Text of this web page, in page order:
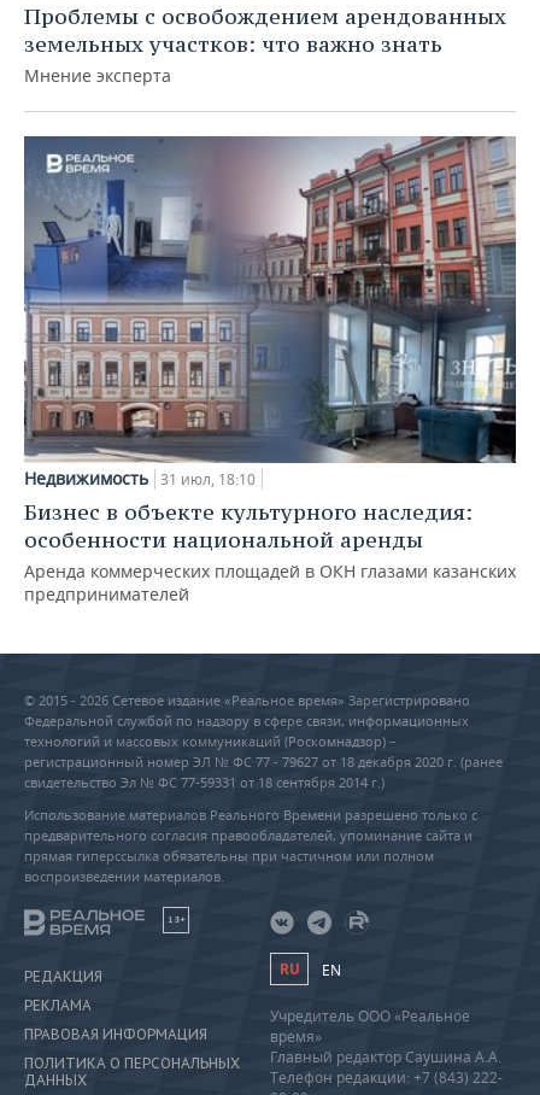
Проблемы с освобождением арендованных
земельных участков: что важно знать
Мнение эксперта
Недвижимость 31 июл, 18:10
Бизнес в объекте культурного наследия:
особенности национальной аренды
Аренда коммерческих площадей в ОКН глазами казанских
предпринимателей
© 2015 - 2026 Сетевое издание «Реальное время» Зарегистрировано
Федеральной службой по надзору в сфере связи, информационных
технологий и массовых коммуникаций (Роскомнадзор) –
регистрационный номер ЭЛ № ФС 77 - 79627 от 18 декабря 2020 г. (ранее
свидетельство Эл № ФС 77-59331 от 18 сентября 2014 г.)
Использование материалов Реального Времени разрешено только с
предварительного согласия правообладателей, упоминание сайта и
прямая гиперссылка обязательны при частичном или полном
воспроизведении материалов.
18+
РЕДАКЦИЯ
РЕКЛАМА
ПРАВОВАЯ ИНФОРМАЦИЯ
ПОЛИТИКА О ПЕРСОНАЛЬНЫХ
ДАННЫХ
RU EN
Учредитель ООО «Реальное
время»
Главный редактор Саушина А.А.
Телефон редакции: +7 (843) 222-